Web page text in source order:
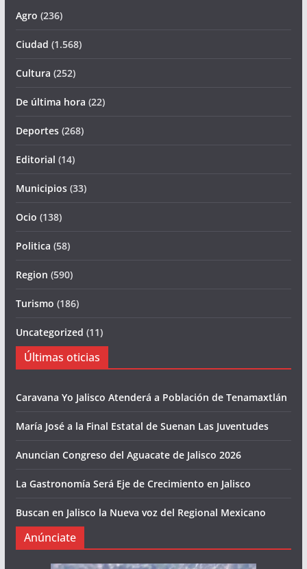
Agro (236)
Ciudad (1.568)
Cultura (252)
De última hora (22)
Deportes(268)
Editorial (14)
Municipios(33)
Ocio (138)
Politica (58)
Region (590)
Turismo (186)
Uncategorized (11)
Últimas oticias
Caravana Yo Jalisco Atenderá a Población de Tenamaxtlán
María José a la Final Estatal de Suenan Las Juventudes
Anuncian Congreso del Aguacate de Jalisco 2026
La Gastronomía Será Eje de Crecimiento en Jalisco
Buscan en Jalisco la Nueva voz del Regional Mexicano
Anúnciate